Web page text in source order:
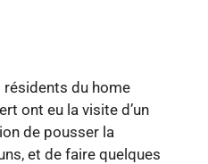
du home
ont eu la visite d’un
de pousser la
et de faire quelques